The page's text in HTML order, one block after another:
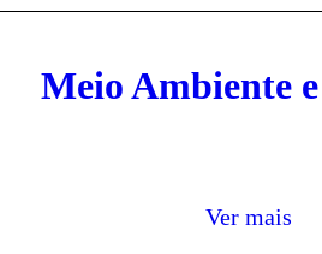
Meio Ambiente
Ver mais